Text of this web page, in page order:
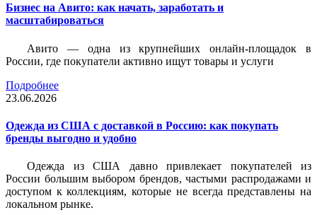
Бизнес на Авито: как начать, заработать и
масштабироваться
Авито — одна из крупнейших онлайн-площадок в
России, где покупатели активно ищут товары и услуги
Подробнее
23.06.2026
Одежда из США с доставкой в Россию: как покупать
бренды выгодно и удобно
Одежда из США давно привлекает покупателей из
России большим выбором брендов, частыми распродажами и
доступом к коллекциям, которые не всегда представлены на
локальном рынке.